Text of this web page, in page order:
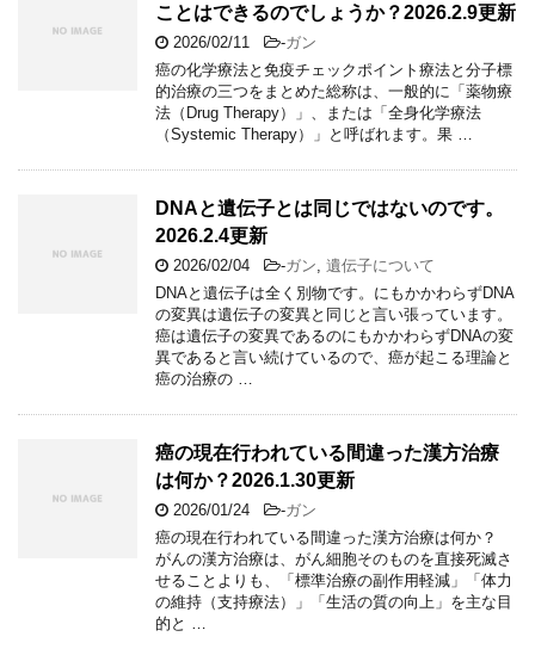
ことはできるのでしょうか？2026.2.9更新
2026/02/11 -ガン
癌の化学療法と免疫チェックポイント療法と分子標
的治療の三つをまとめた総称は、一般的に「薬物療
法（Drug Therapy）」、または「全身化学療法
（Systemic Therapy）」と呼ばれます。果 …
DNAと遺伝子とは同じではないのです。
2026.2.4更新
2026/02/04 -ガン 遺伝子について
DNAと遺伝子は全く別物です。にもかかわらずDNA
の変異は遺伝子の変異と同じと言い張っています。
癌は遺伝子の変異であるのにもかかわらずDNAの変
異であると言い続けているので、癌が起こる理論と
癌の治療の …
癌の現在行われている間違った漢方治療
は何か？2026.1.30更新
2026/01/24 -ガン
癌の現在行われている間違った漢方治療は何か？
がんの漢方治療は、がん細胞そのものを直接死滅さ
せることよりも、「標準治療の副作用軽減」「体力
の維持（支持療法）」「生活の質の向上」を主な目
的と …